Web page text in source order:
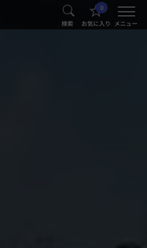
検索
0
お気に入り メニュー
®